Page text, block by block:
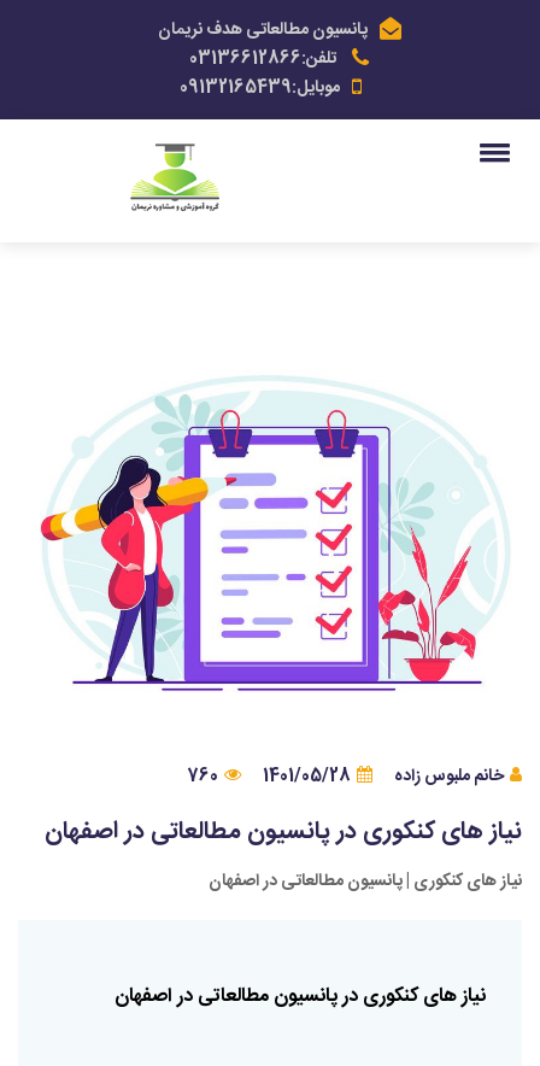
پانسیون مطالعاتی هدف نریمان
تلفن:03136612866
موبایل:09132165439
خانم ملبوس زاده 1401/05/28
760
نیاز های کنکوری در پانسیون مطالعاتی در اصفهان
نیاز های کنکوری | پانسیون مطالعاتی در اصفهان
نیازهایکنکوریدرپانسیونمطالعاتیدراصفهان